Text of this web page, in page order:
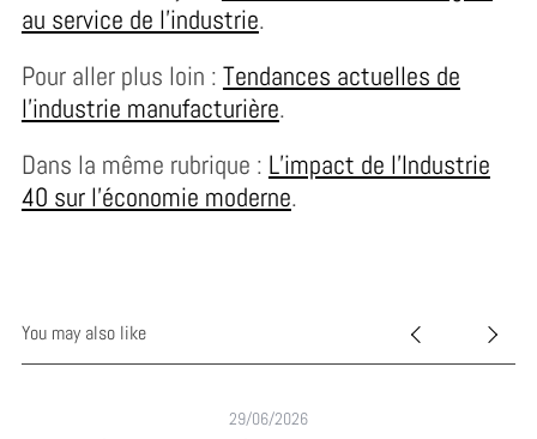
au service de l’industrie.
Pour aller plus loin : Tendances actuelles de
l’industrie manufacturière.
Dans la même rubrique : L’impact de l’Industrie
40 sur l’économie moderne.
You may also like
29/06/2026